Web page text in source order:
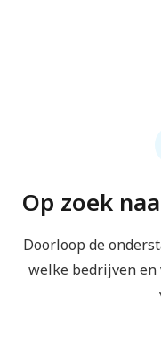
Op zoek
Doorloop de
welke bedrijven en